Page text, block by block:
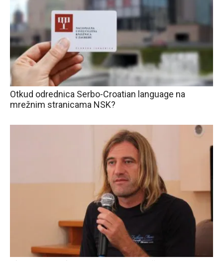
Otkud odrednica Serbo-Croatian language na
mrežnim stranicama NSK?